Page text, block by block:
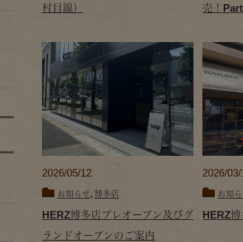
村目線）
売！
2026/05/12
お知らせ, 博多店
HERZ博多店プレオープン及びグ
ランドオープンのご案内
2026/
お知
HERZ